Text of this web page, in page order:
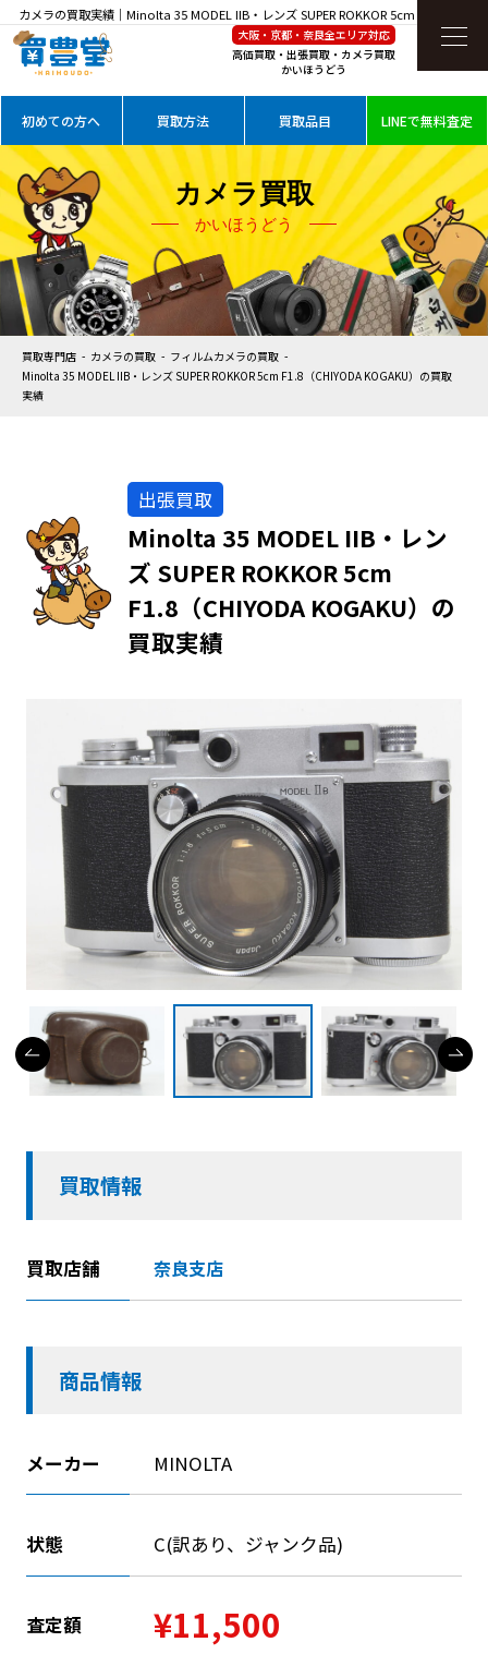
カメラの買取実績｜Minolta 35 MODEL IIB・レンズ SUPER ROKKOR 5cm
F1.8（CHIYODA KOGAKU）を高価買取
大阪・京都・奈良全エリア対応
高価買取・出張買取・カメラ買取
かいほうどう
初めての方へ 買取方法 買取品目 LINEで無料査定
カメラ買取
かいほうどう
買取専門店 カメラの買取
フィルムカメラの買取
Minolta 35 MODEL IIB・レンズ SUPER ROKKOR 5cm F1.8（CHIYODA KOGAKU）の買取
実績
出張買取
Minolta 35 MODEL IIB・レン
ズ SUPER ROKKOR 5cm
F1.8（CHIYODA KOGAKU）の
買取実績
買取情報
買取店舗 奈良支店
商品情報
メーカー MINOLTA
状態 C(訳あり、ジャンク品)
査定額 ¥11,500